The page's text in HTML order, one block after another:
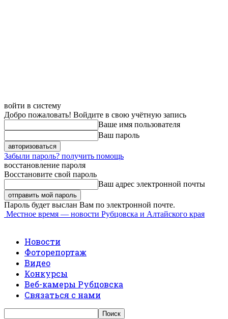
войти в систему
Добро пожаловать! Войдите в свою учётную запись
Ваше имя пользователя
Ваш пароль
Забыли пароль? получить помощь
восстановление пароля
Восстановите свой пароль
Ваш адрес электронной почты
Пароль будет выслан Вам по электронной почте.
Местное время — новости Рубцовска и Алтайского края
Новости
Фоторепортаж
Видео
Конкурсы
Веб-камеры Рубцовска
Связаться с нами